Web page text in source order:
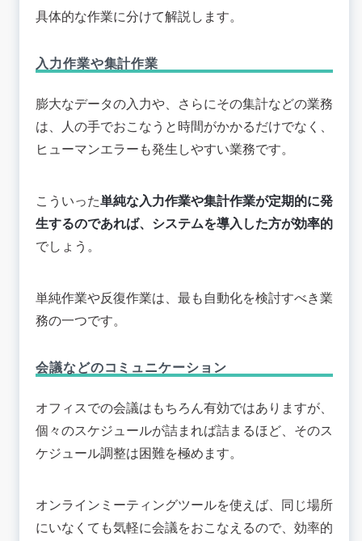
具体的な作業に分けて解説します。
入力作業や集計作業
膨大なデータの入力や、さらにその集計などの業務
は、人の手でおこなうと時間がかかるだけでなく、
ヒューマンエラーも発生しやすい業務です。
こういった単純な入力作業や集計作業が定期的に発
生するのであれば、システムを導入した方が効率的
でしょう。
単純作業や反復作業は、最も自動化を検討すべき業
務の一つです。
会議などのコミュニケーション
オフィスでの会議はもちろん有効ではありますが、
個々のスケジュールが詰まれば詰まるほど、そのス
ケジュール調整は困難を極めます。
オンラインミーティングツールを使えば、同じ場所
にいなくても気軽に会議をおこなえるので、効率的